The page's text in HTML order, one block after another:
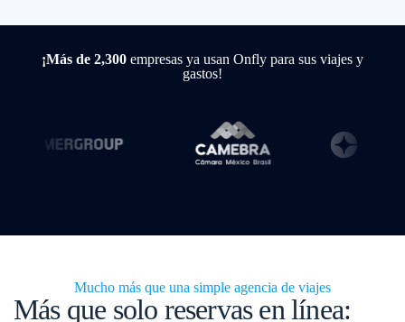
¡Más de 2,300 empresas ya usan Onfly para sus viajes y
gastos!
Mucho más que una simple agencia de viajes
Más que solo reservas en línea: